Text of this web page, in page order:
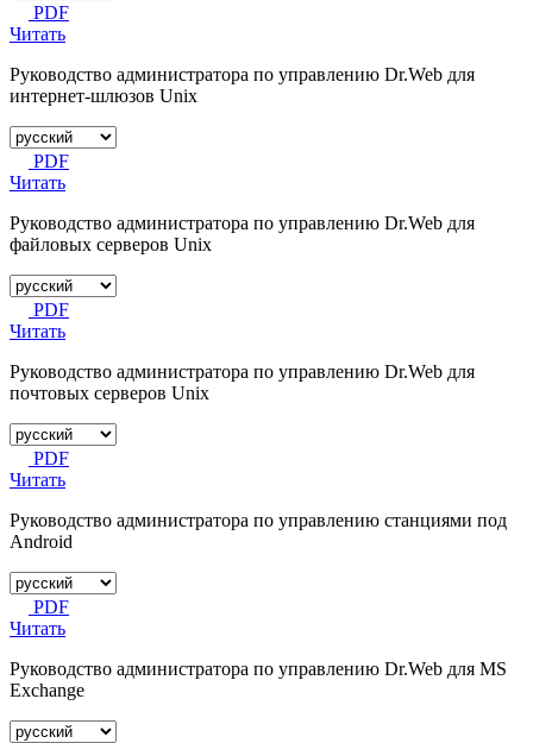
PDF
Читать
Руководство администратора по управлению Dr.Web для
интернет-шлюзов Unix
PDF
Читать
Руководство администратора по управлению Dr.Web для
файловых серверов Unix
PDF
Читать
Руководство администратора по управлению Dr.Web для
почтовых серверов Unix
PDF
Читать
Руководство администратора по управлению станциями под
Android
PDF
Читать
Руководство администратора по управлению Dr.Web для MS
Exchange